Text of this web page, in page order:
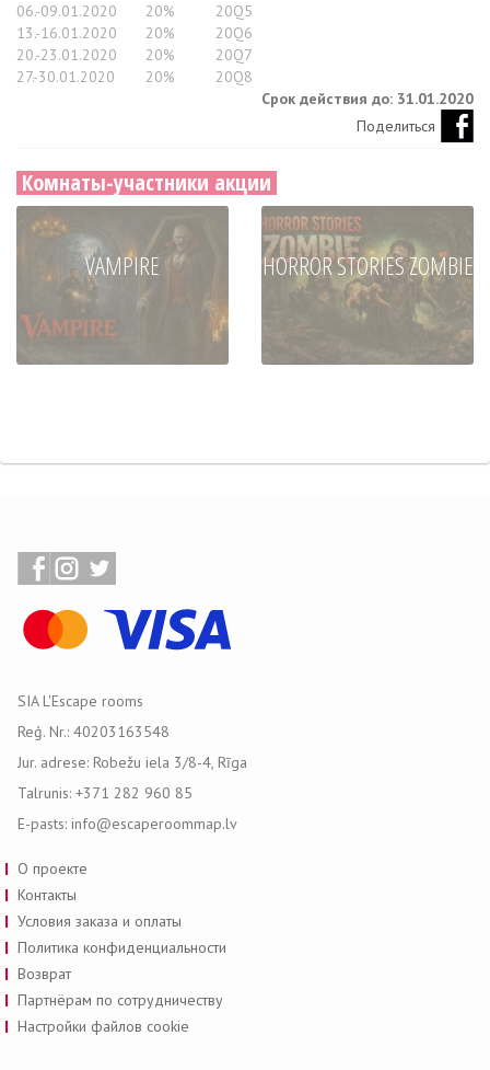
06.-09.01.2020 20%
20Q5
13.-16.01.2020
20%
20Q6
20.-23.01.2020
20%
20Q7
27.-30.01.2020
20%
20Q8
Срок действия до: 31.01.2020
Поделиться
Комнаты-участники акции
VAMPIRE HORROR STORIES ZOMBIE
SIA L'Escape rooms
Reģ. Nr.: 40203163548
Jur. adrese: Robežu iela 3/8-4, Rīga
Talrunis: +371 282 960 85
E-pasts: info@escaperoommap.lv
О проекте
Контакты
Условия заказа и оплаты
Политика конфиденциальности
Возврат
Партнёрам по сотрудничеству
Настройки файлов cookie